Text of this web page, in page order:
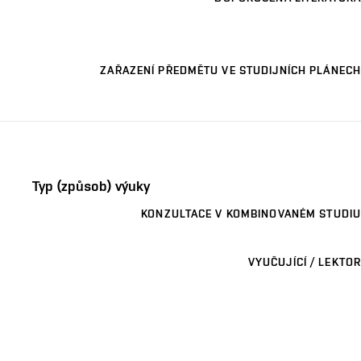
ZAŘAZENÍ PŘEDMĚTU VE STUDIJNÍCH PLÁNECH
Typ (způsob) výuky
KONZULTACE V KOMBINOVANÉM STUDIU
VYUČUJÍCÍ / LEKTOR